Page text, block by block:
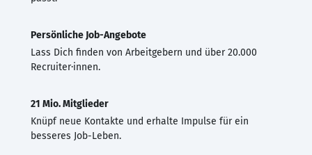
Persönliche Job-Angebote
Lass Dich finden von Arbeitgebern und über 20.000
Recruiter·innen.
21 Mio. Mitglieder
Knüpf neue Kontakte und erhalte Impulse für ein
besseres Job-Leben.